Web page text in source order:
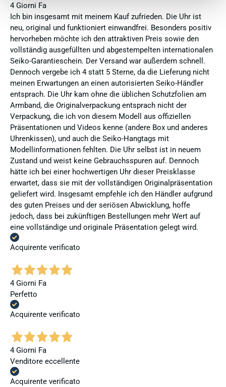
4 Giorni Fa
Ich bin insgesamt mit meinem Kauf zufrieden. Die Uhr ist
neu, original und funktioniert einwandfrei. Besonders positiv
hervorheben möchte ich den attraktiven Preis sowie den
vollständig ausgefüllten und abgestempelten internationalen
Seiko-Garantieschein. Der Versand war außerdem schnell.
Dennoch vergebe ich 4 statt 5 Sterne, da die Lieferung nicht
meinen Erwartungen an einen autorisierten Seiko-Händler
entsprach. Die Uhr kam ohne die üblichen Schutzfolien am
Armband, die Originalverpackung entsprach nicht der
Verpackung, die ich von diesem Modell aus offiziellen
Präsentationen und Videos kenne (andere Box und anderes
Uhrenkissen), und auch die Seiko-Hangtags mit
Modellinformationen fehlten. Die Uhr selbst ist in neuem
Zustand und weist keine Gebrauchsspuren auf. Dennoch
hätte ich bei einer hochwertigen Uhr dieser Preisklasse
erwartet, dass sie mit der vollständigen Originalpräsentation
geliefert wird. Insgesamt empfehle ich den Händler aufgrund
des guten Preises und der seriösen Abwicklung, hoffe
jedoch, dass bei zukünftigen Bestellungen mehr Wert auf
eine vollständige und originale Präsentation gelegt wird.
Acquirente verificato
4 Giorni Fa
Perfetto
Acquirente verificato
4 Giorni Fa
Venditore eccellente
Acquirente verificato